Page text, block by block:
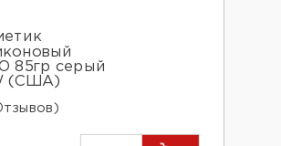
85гр серый
(США)